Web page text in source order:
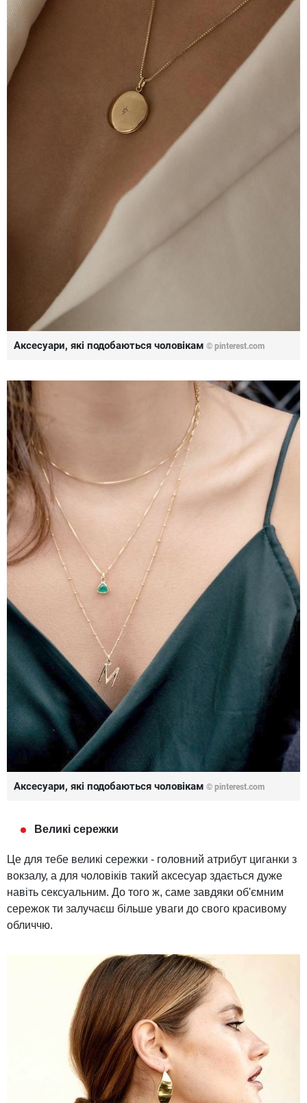
Аксесуари, які подобаються чоловікам © pinterest.com
Аксесуари, які подобаються чоловікам © pinterest.com
Великі сережки
Це для тебе великі сережки - головний атрибут циганки з
вокзалу, а для чоловіків такий аксесуар здається дуже
навіть сексуальним. До того ж, саме завдяки об'ємним
сережок ти залучаєш більше уваги до свого красивому
обличчю.